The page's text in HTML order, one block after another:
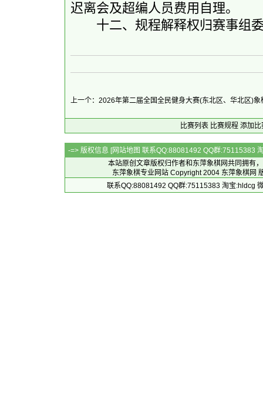
迟离会及超编人员费用自理。
十二、规程解释权归赛事组委
上一个：2026年第二届全国全民健身大赛(东北区、华北区)
比赛列表 比赛规程 添加比
-=> 版权信息 [网站地图 联系QQ:88081492 QQ群:75115383
本站原创文章版权归作者和 东萍象棋网共同拥有
东萍象棋专业网站 Copyright 2004 东萍象棋网
联系QQ:88081492 QQ群:75115383 淘宝:hldcg